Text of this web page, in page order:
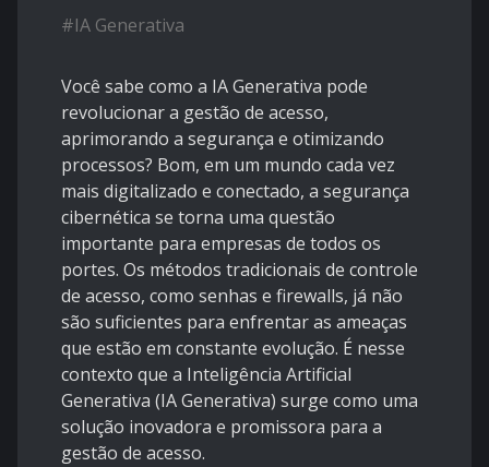
#IA Generativa
Você sabe como a IA Generativa pode
revolucionar a gestão de acesso,
aprimorando a segurança e otimizando
processos? Bom, em um mundo cada vez
mais digitalizado e conectado, a segurança
cibernética se torna uma questão
importante para empresas de todos os
portes. Os métodos tradicionais de controle
de acesso, como senhas e firewalls, já não
são suficientes para enfrentar as ameaças
que estão em constante evolução. É nesse
contexto que a Inteligência Artificial
Generativa (IA Generativa) surge como uma
solução inovadora e promissora para a
gestão de acesso.